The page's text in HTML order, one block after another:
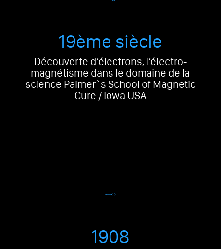
19ème siècle
Découverte d’électrons, l’électro-
magnétisme dans le domaine de la
science Palmer`s School of Magnetic
Cure / Iowa USA
1908